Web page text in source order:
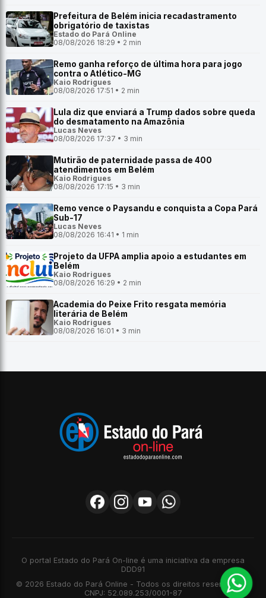
Prefeitura de Belém inicia recadastramento
obrigatório de taxistas
Estado do Pará Online
08/08/2026 18:29 • 2 min
Remo ganha reforço de última hora para jogo
contra o Atlético-MG
Kaio Rodrigues
08/08/2026 17:51 • 2 min
Lula diz que enviará a Trump dados sobre queda
do desmatamento na Amazônia
Lucas Neves
08/08/2026 17:37 • 3 min
Mutirão de paternidade passa de 400
atendimentos em Belém
Kaio Rodrigues
08/08/2026 17:15 • 3 min
Remo vence o Paysandu e conquista a Copa Pará
Sub-17
Lucas Neves
08/08/2026 16:41 • 1 min
Projeto da UFPA amplia apoio a estudantes em
Belém
Kaio Rodrigues
08/08/2026 16:29 • 2 min
Academia do Peixe Frito resgata memória
literária de Belém
Kaio Rodrigues
08/08/2026 16:01 • 3 min
O portal Estado do Pará On-line é uma iniciativa da empresa
DDD91
© 2026 Estado do Pará Online - Todos os direitos reservados -
CNPJ: 52.089.253/0001-87